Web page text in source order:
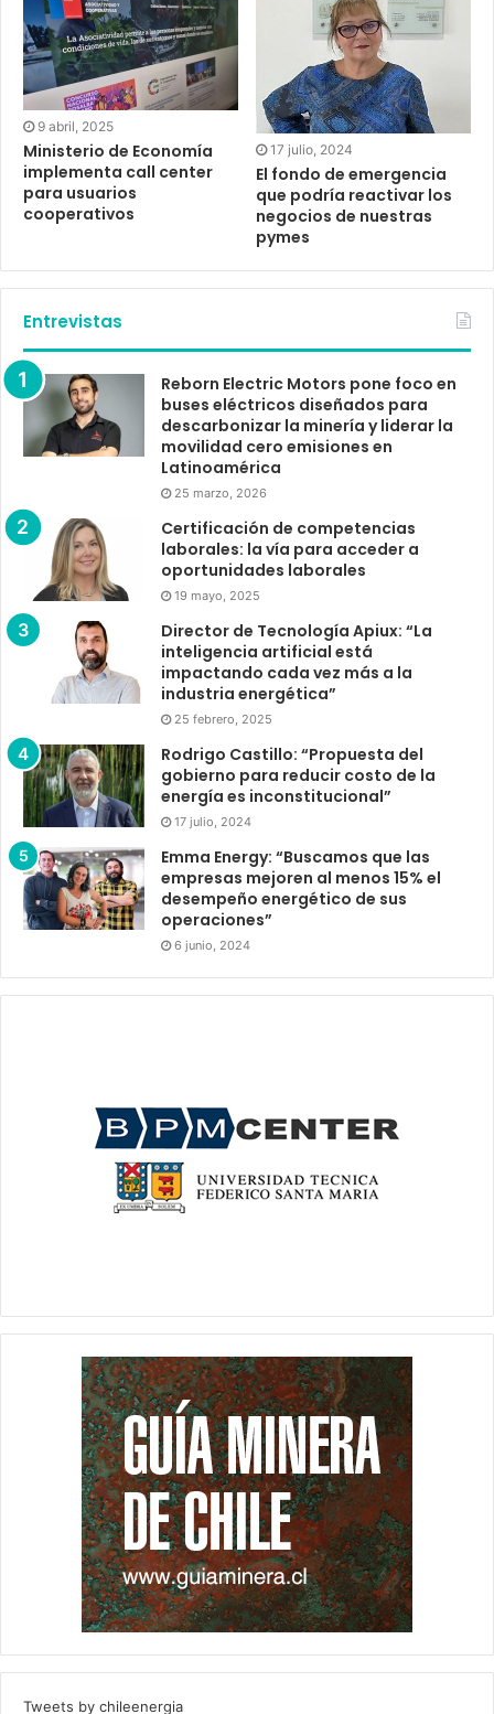
9 abril, 2025
Ministerio de Economía
implementa call center
para usuarios
cooperativos
17 julio, 2024
El fondo de emergencia
que podría reactivar los
negocios de nuestras
pymes
Entrevistas
Reborn Electric Motors pone foco en
buses eléctricos diseñados para
descarbonizar la minería y liderar la
movilidad cero emisiones en
Latinoamérica
25 marzo, 2026
Certificación de competencias
laborales: la vía para acceder a
oportunidades laborales
19 mayo, 2025
Director de Tecnología Apiux: “La
inteligencia artificial está
impactando cada vez más a la
industria energética”
25 febrero, 2025
Rodrigo Castillo: “Propuesta del
gobierno para reducir costo de la
energía es inconstitucional”
17 julio, 2024
Emma Energy: “Buscamos que las
empresas mejoren al menos 15% el
desempeño energético de sus
operaciones”
6 junio, 2024
Tweets by chileenergia